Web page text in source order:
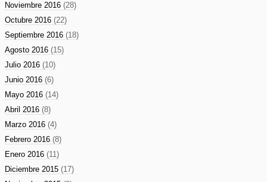
Noviembre 2016 (28)
Octubre 2016 (22)
Septiembre 2016 (18)
Agosto 2016 (15)
Julio 2016 (10)
Junio 2016 (6)
Mayo 2016 (14)
Abril 2016 (8)
Marzo 2016 (4)
Febrero 2016 (8)
Enero 2016 (11)
Diciembre 2015 (17)